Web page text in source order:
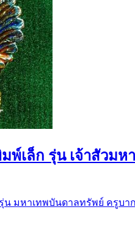
เล็ก รุ่น เจ้าสัวมห